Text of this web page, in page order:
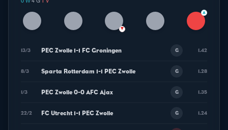
0 W·4 G· 1 V
▼
▲
13/3 PEC Zwolle 1-1 FC Groningen G 1.42
8/3 Sparta Rotterdam 1-1 PEC Zwolle G 1.28
1/3 PEC Zwolle 0-0 AFC Ajax G 1.35
22/2 FC Utrecht 1-1 PEC Zwolle G 1.24